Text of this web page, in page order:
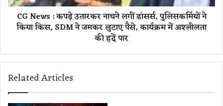
स
सा
आ
प
ना
CG News : कपड़े उतारकर नाचने लगीं डांसर्स, पुलिसकर्मियों ने
किया किस, SDM ने जमकर लुटाए पैसे, कार्यक्रम में अश्लीलता
की हदें पार
Related Articles